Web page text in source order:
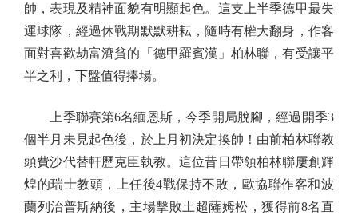
帥，表現及精神面貌有明顯起色。這支上半季德甲最失
運球隊，經過休戰期默默耕耘，隨時有權大翻身，作客
面對喜歡劫富濟貧的「德甲羅賓漢」柏林聯，有受讓平
半之利，下盤值得捧場。
上季聯賽第6名緬恩斯，今季開局脫腳，經過開季3
個半月未見起色後，於上月初決定換帥！由前柏林聯教
頭費沙代替軒歷克臣執教。這位昔日帶領柏林聯屢創輝
煌的瑞士教頭，上任後4戰保持不敗，歐協聯作客和波
蘭列治普斯納後，主場擊敗土超薩姆松，獲得前8名直